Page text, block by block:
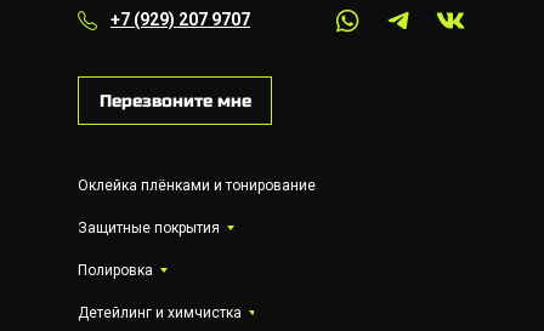
Оклейка плёнками и тонирование
Защитные покрытия
Полировка
Детейлинг и химчистка
+7 (929) 207 9707
Перезвоните мне